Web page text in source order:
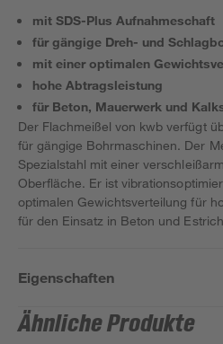
mit SDS-Plus Aufnahmeschaft
für gängige Dreh- und
mit einer optimalen
hohe Abtragsleistung
für Beton, Mauerwerk und
Der Flachmeißel von kwb verfügt
für gängige Bohrmaschinen. Der
Spezialstahl mit einer
Oberfläche. Er ist
optimalen Gewichtsverteilung für
für den Einsatz in Beton und
Eigenschaften
Ähnliche Produkte